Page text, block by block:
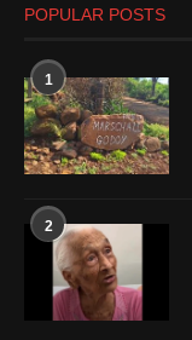
POPULAR POSTS
1
2